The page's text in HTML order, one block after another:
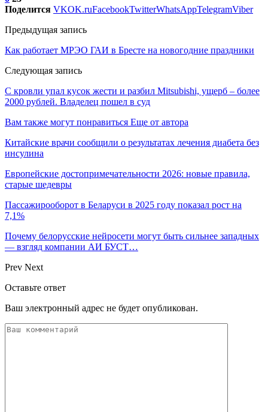
Поделится VKOK.ruFacebookTwitterWhatsAppTelegramViber
Предыдущая запись
Как работает МРЭО ГАИ в Бресте на новогодние праздники
Следующая запись
С кровли упал кусок жести и разбил Mitsubishi, ущерб – более
2000 рублей. Владелец пошел в суд
Вам также могут понравиться Еще от автора
Китайские врачи сообщили о результатах лечения диабета без
инсулина
Европейские достопримечательности 2026: новые правила,
старые шедевры
Пассажирооборот в Беларуси в 2025 году показал рост на
7,1%
Почему белорусские нейросети могут быть сильнее западных
— взгляд компании АИ БУСТ…
Prev Next
Оставьте ответ
Ваш электронный адрес не будет опубликован.